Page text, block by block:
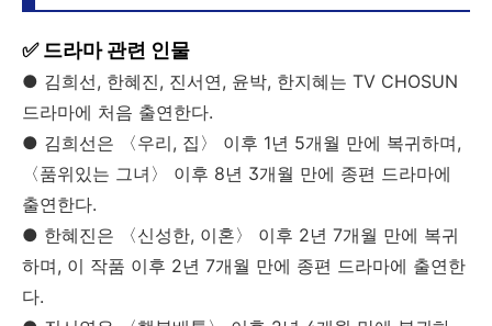
✅ 드라마 관련 인물
● 김희선, 한혜진, 진서연, 윤박, 한지혜는 TV CHOSUN
드라마에 처음 출연한다.
● 김희선은 〈우리, 집〉 이후 1년 5개월 만에 복귀하며,
〈품위있는 그녀〉 이후 8년 3개월 만에 종편 드라마에
출연한다.
● 한혜진은 〈신성한, 이혼〉 이후 2년 7개월 만에 복귀
하며, 이 작품 이후 2년 7개월 만에 종편 드라마에 출연한
다.